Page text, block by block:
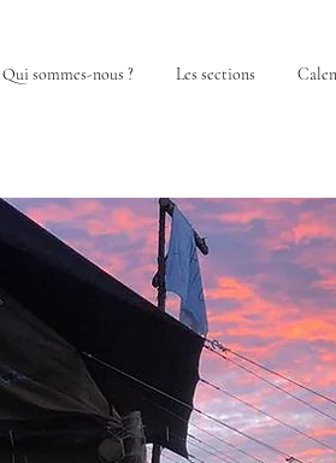
Qui sommes-nous ? Les sections